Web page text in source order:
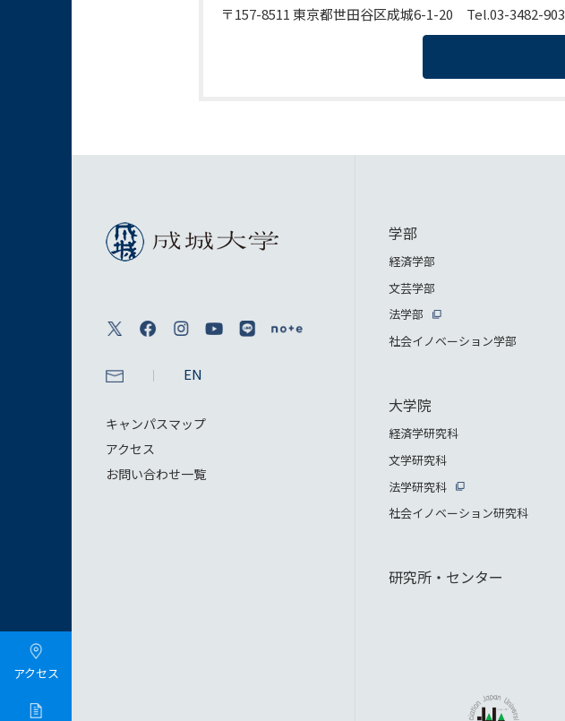
アクセス
〒157-8511 東京都世田谷区成城6-1-20 Tel.03-3482-
EN
キャンパスマップ
アクセス
お問い合わせ一覧
学部
経済学部
文芸学部
法学部
社会イノベーション学部
大学院
経済学研究科
文学研究科
法学研究科
社会イノベーション研究科
研究所・センター